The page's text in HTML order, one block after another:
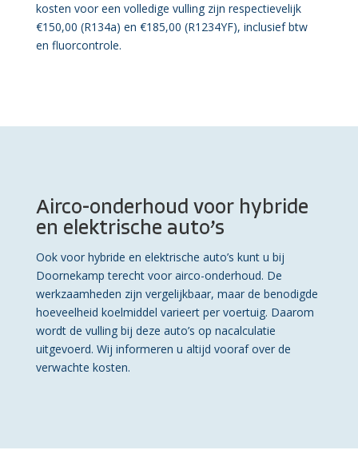
kosten voor een volledige vulling zijn respectievelijk
€150,00 (R134a) en €185,00 (R1234YF), inclusief btw
en fluorcontrole.
Airco-onderhoud voor hybride
en elektrische auto’s
Ook voor hybride en elektrische auto’s kunt u bij
Doornekamp terecht voor airco-onderhoud. De
werkzaamheden zijn vergelijkbaar, maar de benodigde
hoeveelheid koelmiddel varieert per voertuig. Daarom
wordt de vulling bij deze auto’s op nacalculatie
uitgevoerd. Wij informeren u altijd vooraf over de
verwachte kosten.